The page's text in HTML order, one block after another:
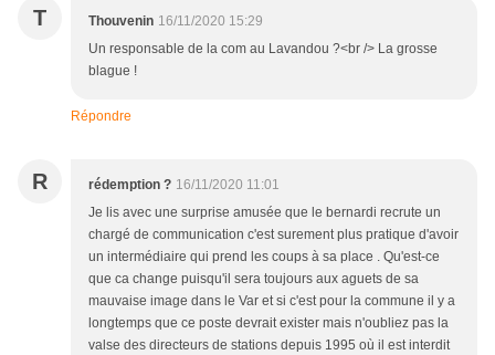
T Thouvenin 16/11/2020 15:29
Un responsable de la com au Lavandou ?<br /> La grosse
blague !
Répondre
R rédemption ? 16/11/2020 11:01
Je lis avec une surprise amusée que le bernardi recrute un
chargé de communication c'est surement plus pratique d'avoir
un intermédiaire qui prend les coups à sa place . Qu'est-ce
que ca change puisqu'il sera toujours aux aguets de sa
mauvaise image dans le Var et si c'est pour la commune il y a
longtemps que ce poste devrait exister mais n'oubliez pas la
valse des directeurs de stations depuis 1995 où il est interdit